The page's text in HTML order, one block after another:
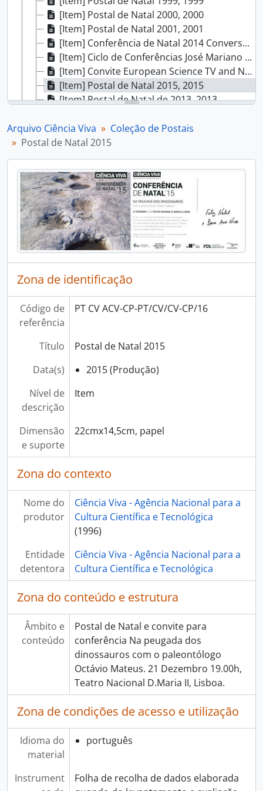
[Item] Postal de Natal 2000, 2000
[Item] Postal de Natal 2001, 2001
[Item] Conferência de Natal 2014 Conversas da Antárctida/Antarctic Talks'14, 2014
[Item] Ciclo de Conferências José Mariano Gago - Ciência, Política e Cultura Científica, 2015
[Item] Convite European Science TV and New Media Awards 2012, 2012
[Item] Postal de Natal 2015, 2015
[Item] Postal de Natal de 2013, 2013
[Item] Postal de Natal, 2003
[Item] Postal de Natal de 2005, 2005
[Item] Postal de Natal 2007 - Triângulos, 2007
[Item] Postal de Natal 2007 - Esferas, 2007
[Item] Postal de Natal 2007 - Quadrados, 2007
[Item] Postal de Natal 1996, 1996
[Item] Postal de Natal 2006 - Balões, 2006
[Item] Postal de Natal 2006 - Bolas de Natal, 2006
[Item] Postal de Natal 2006 - Grinaldas de Natal, 2006
[Item] Postal de Natal 2006 - Espelhos, 2006
[Item] Postal de Natal 2009, 2009
[Item] Postal de Natal 2010, 2010
[Item] Postal de Natal 2011, 2011
[Item] Postal de Natal 2012, 2012
[Item] Com a Ciência o País passa para outro nível, 2010
[Item] A Ciência leva os jovens mais longe, 2010
[Item] A Ciência faz bem a todos, 2010
[Item] Convite da exposição A Ciência que muda o mundo. Science changing the world, 2012
[Item] Convite do 6º Fórum Ciência Viva, 2002
[Item] Convite da exposição Comunicar, 2003
[Item] Convite da exposição Crime no Museu, 2010
[Item] Sonda Rosetta, 2013
[Item] Convite da exposição O Cérebro, 2000
[Item] Convite da exposição O Factor Humano - Ergonomia Viva, 2002
[Item] Robô Viva, 2015
[Item] Conferências Ciência Viva - Sonda Rosetta, 2015
[Item] Conferência de Natal 2016 - Mar Profundo - Um Mergulho no Desconhecido, 2016
[Item] Morcegos às claras, 2017
[Item] Experimentação: Arte, Ciência e Tecnologia, 2008
[Item] Sexo e então?!, 2010
[Item] Noite Europeia dos Investigadores 2013, 2013
[Item] c_Vib cymatics Vibrating Interactive Boards, 2012
[Item] Escola Ciência Viva, 2011
[Item] Férias com ciência, s.d.
[Item] Conferências Ciência Viva - Ilhas de Plástico - Que fazer?, 2015
[Item] Conferências Ciência Viva - A domesticação: uma breve história daquilo que comemos, 2015
[Item] Conferências Ciência Viva - Privacidade na era Snowden: alguns batoteiros muitos incautos, 2015
[Item] A Ciência é Apaixonante, 2009 - 2010
[Item] 17.º Aniversário do Pavilhão do Conhecimento, 2016
[Item] 19.º Aniversário do Pavilhão do Conhecimento, 2018
[Item] 20.º Aniversário do Pavilhão do Conhecimento, 2019
[Coleção] Coleção de Cartazes, 1996 - 2025
Arquivo Ciência Viva
Coleção de Postais
Postal de Natal 2015
Zona de identificação
Código de
referência
PT CV ACV-CP-PT/CV/CV-CP/16
Título
Postal de Natal 2015
Data(s)
2015 (Produção)
Nível de
descrição
Item
Dimensão
e suporte
22cmx14,5cm, papel
Zona do contexto
Nome do
produtor
Ciência Viva - Agência Nacional para a
Cultura Científica e Tecnológica
(1996)
Entidade
detentora
Ciência Viva - Agência Nacional para a
Cultura Científica e Tecnológica
Zona do conteúdo e estrutura
Âmbito e
conteúdo
Postal de Natal e convite para
conferência Na peugada dos
dinossauros com o paleontólogo
Octávio Mateus. 21 Dezembro 19.00h,
Teatro Nacional D.Maria II, Lisboa.
Zona de condições de acesso e utilização
Idioma do
material
português
Instrument
Folha de recolha de dados elaborada